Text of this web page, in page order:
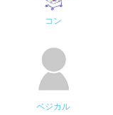
コン
ベジカル